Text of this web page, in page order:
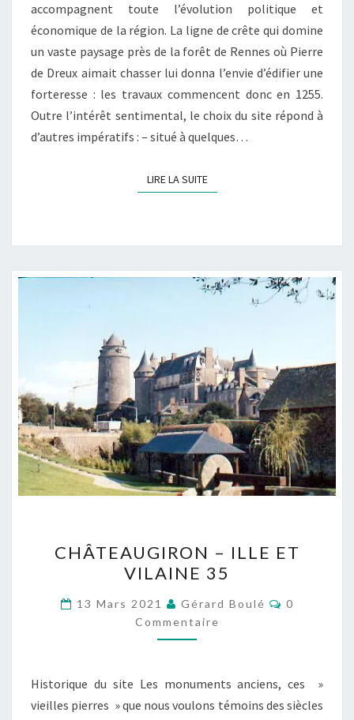
accompagnent toute l’évolution politique et
économique de la région. La ligne de crête qui domine
un vaste paysage près de la forêt de Rennes où Pierre
de Dreux aimait chasser lui donna l’envie d’édifier une
forteresse : les travaux commencent donc en 1255.
Outre l’intérêt sentimental, le choix du site répond à
d’autres impératifs : – situé à quelques…
LIRE LA SUITELIRE LA SUITE
–
ILLE
ET
VILAINE
35
CHÂTEAUGIRON – ILLE ET
VILAINE 35
13 Mars 2021 Gérard Boulé
0
Commentaire
Historique du site Les monuments anciens, ces »
vieilles pierres » que nous voulons témoins des siècles